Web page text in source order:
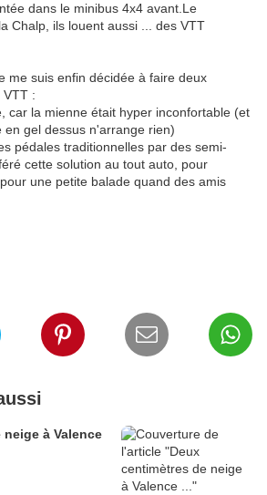
dans le minibus 4x4 avant.Le
Chalp, ils louent aussi ... des VTT
me suis enfin décidée à faire deux
VTT :
car la mienne était hyper inconfortable (et
en gel dessus n'arrange rien)
pédales traditionnelles par des semi-
cette solution au tout auto, pour
une petite balade quand des amis
à Valence